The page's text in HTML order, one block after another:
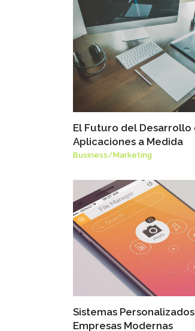
El Futuro del Desarrollo
Aplicaciones a Medida
Business/Marketing
Sistemas
Empresas Modernas